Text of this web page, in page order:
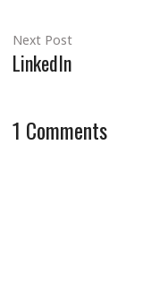
Next Post
LinkedIn
1 Comments